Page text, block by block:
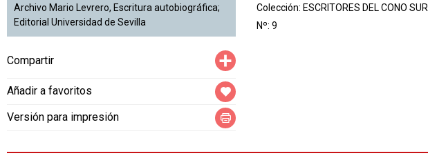
Archivo Mario Levrero, Escritura autobiográfica;
Editorial Universidad de Sevilla
Compartir
Añadir a favoritos
Versión para impresión
Colección: ESCRITORES DEL CONO SUR
Nº: 9